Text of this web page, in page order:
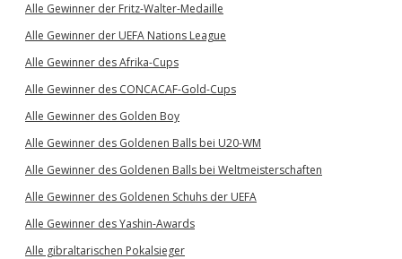
Alle Gewinner der Fritz-Walter-Medaille
Alle Gewinner der UEFA Nations League
Alle Gewinner des Afrika-Cups
Alle Gewinner des CONCACAF-Gold-Cups
Alle Gewinner des Golden Boy
Alle Gewinner des Goldenen Balls bei U20-WM
Alle Gewinner des Goldenen Balls bei Weltmeisterschaften
Alle Gewinner des Goldenen Schuhs der UEFA
Alle Gewinner des Yashin-Awards
Alle gibraltarischen Pokalsieger